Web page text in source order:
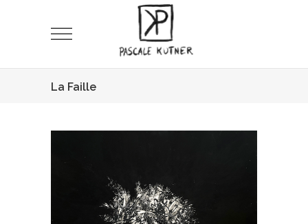
La Faille